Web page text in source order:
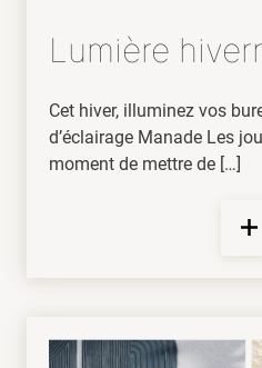
Lumière
Cet hiver, illuminez vos
d’éclairage Manade Les
moment de mettre de […]